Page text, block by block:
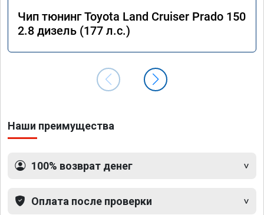
Чип тюнинг Toyota Land Cruiser Prado 150
2.8 дизель (177 л.с.)
Наши преимущества
100% возврат денег
Оплата после проверки